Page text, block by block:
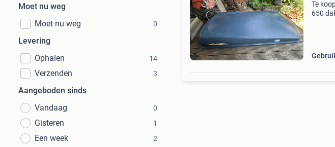
Moet nu weg
Moet nu weg
0
Levering
Ophalen
14
Verzenden 3
Aangeboden sinds
Vandaag
0
Gisteren 1
Een week 2
Te
650